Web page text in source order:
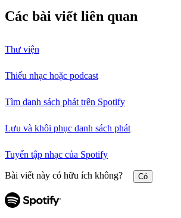
Các bài viết liên quan
Thư viện
Thiếu nhạc hoặc podcast
Tìm danh sách phát trên Spotify
Lưu và khôi phục danh sách phát
Tuyển tập nhạc của Spotify
Bài viết này có hữu ích không? Có